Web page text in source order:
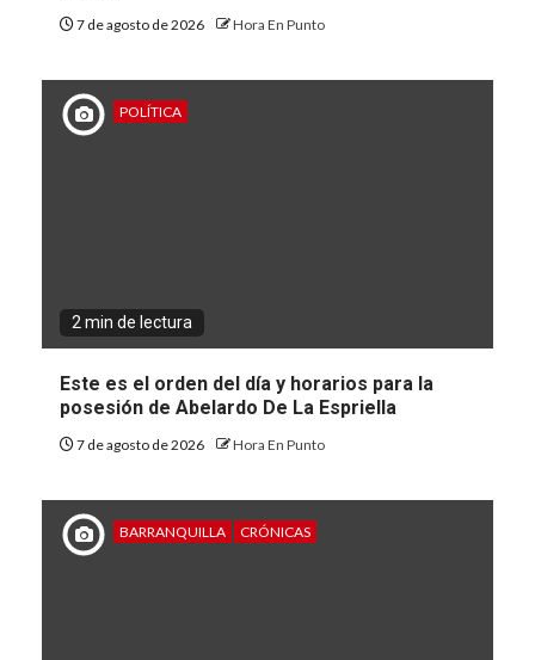
7 de agosto de 2026 Hora En Punto
POLÍTICA
2 min de lectura
Este es el orden del día y horarios para la
posesión de Abelardo De La Espriella
7 de agosto de 2026 Hora En Punto
BARRANQUILLA CRÓNICAS